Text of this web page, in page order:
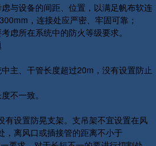
设备的间距、位置，以满足帆布软连
，连接处应严密、牢固可靠；
所在系统中的防火等级要求。
、干管长度超过20m，没有设置防止
不一致。
设置防晃支架。支吊架不宜设置在风
，离风口或插接管的距离不小于